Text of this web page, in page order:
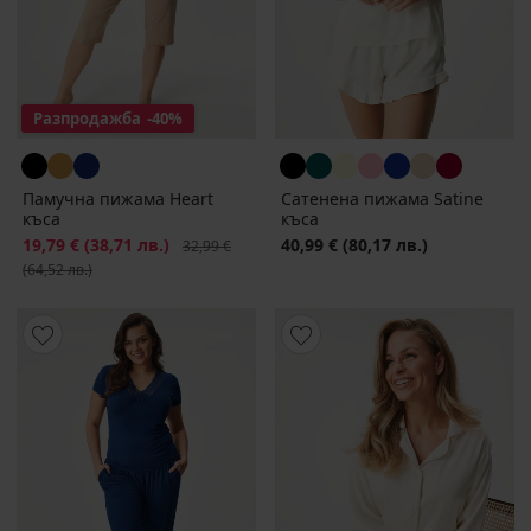
Разпродажба -40%
Памучна пижама Heart
къса
Намаление
19,79 € (38,71 лв.) Първоначална цена
32,99 €
(64,52 лв.)
Сатенена пижама Satine
къса
40,99 € (80,17 лв.)